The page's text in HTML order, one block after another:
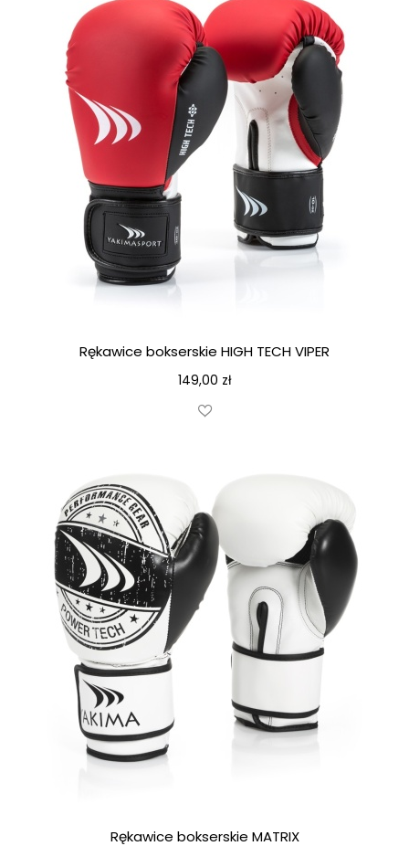
Rękawice bokserskie HIGH TECH VIPER
149,00 zł
Rękawice bokserskie MATRIX